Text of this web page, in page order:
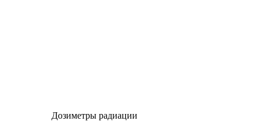
Дозиметры радиации